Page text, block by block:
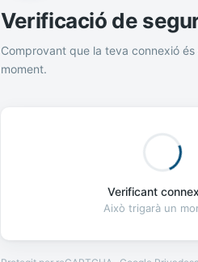
Verificació de
Comprovant que la teva connexió és
moment.
Verificant
Això trigarà un